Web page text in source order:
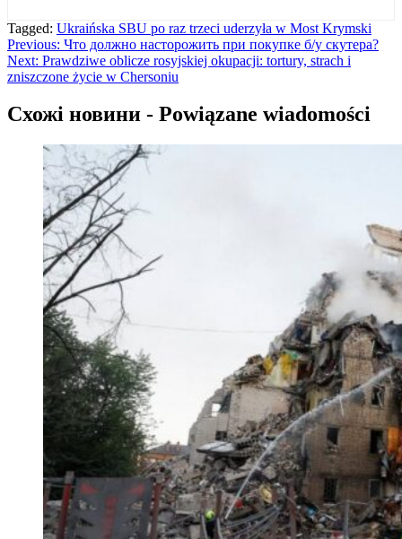
Tagged: Ukraińska SBU po raz trzeci uderzyła w Most Krymski
Навігація
записів
Previous: Что должно насторожить при покупке б/у скутера?
Next: Prawdziwe oblicze rosyjskiej okupacji: tortury, strach i
zniszczone życie w Chersoniu
Схожі новини - Powiązane wiadomości